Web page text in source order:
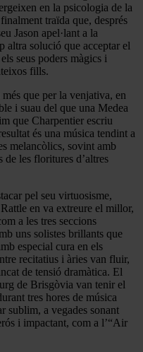
en la psicologia de la
traïda que, després
Jason apel·lant a la
altra solució que acceptar el
seus poders màgics i
fills.
que per la venjativa, en
i suau del que una Medea
que Charpentier escriu
és una música tendint a
melancòlics, sovint amb
les floritures d’altres
pel seu virtuosisme,
en va extreure el millor,
a les tres seccions
uns solistes brillants que
especial cura en els
recitatius i àries van fluir,
de tensió dramàtica. El
de Brisgòvia van tenir el
tres hores de música
sublim, a vegades sonant
i impactant, com a l’“Air